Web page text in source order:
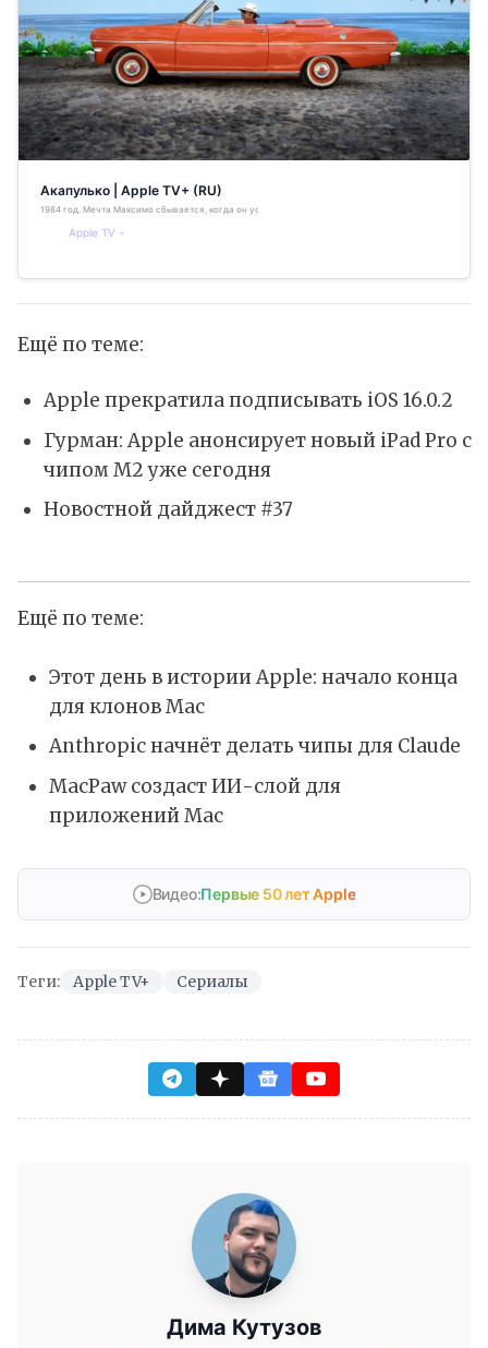
Акапулько | Apple TV+ (RU)
1984 год. Мечта Максимо сбывается, когда он устраивается на работу в самый популярный
Apple TV
Ещё по теме:
Apple прекратила подписывать iOS 16.0.2
Гурман: Apple анонсирует новый iPad Pro с
чипом M2 уже сегодня
Новостной дайджест #37
Ещё по теме:
Этот день в истории Apple: начало конца
для клонов Mac
Anthropic начнёт делать чипы для Claude
MacPaw создаст ИИ-слой для
приложений Mac
Видео:Первые 50 лет Apple
Теги: Apple TV+ Сериалы
Дима Кутузов